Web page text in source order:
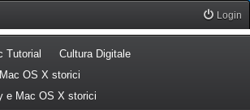
Login
new tab)
Tutorial (Opens a new tab)
Cultura Digitale(Opens a new tab)
OS X storici
e Mac OS X storici